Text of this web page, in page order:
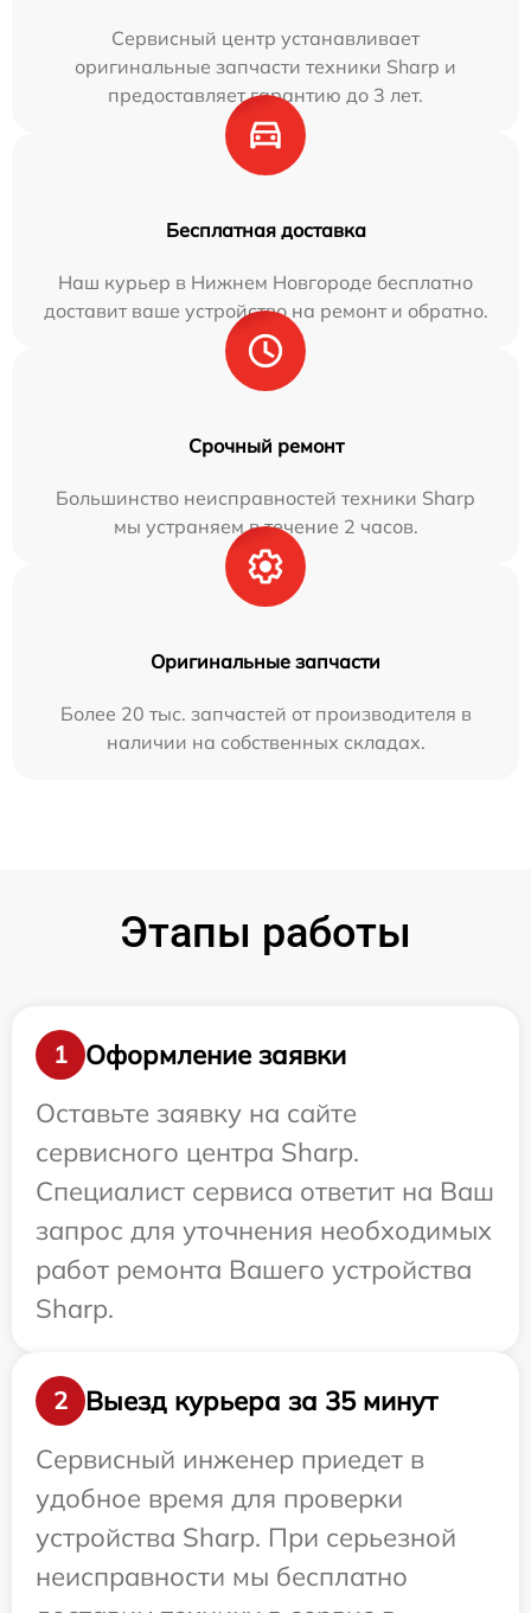
Сервисный центр устанавливает
оригинальные запчасти техники Sharp и
предоставляет гарантию до 3 лет.
Бесплатная доставка
Наш курьер в Нижнем Новгороде бесплатно
доставит ваше устройство на ремонт и обратно.
Срочный ремонт
Большинство неисправностей техники Sharp
мы устраняем в течение 2 часов.
Оригинальные запчасти
Более 20 тыс. запчастей от производителя в
наличии на собственных складах.
Этапы работы
1
Оформление заявки
Оставьте заявку на сайте
сервисного центра Sharp.
Специалист сервиса ответит на Ваш
запрос для уточнения необходимых
работ ремонта Вашего устройства
Sharp.
2
Выезд курьера за 35 минут
Сервисный инженер приедет в
удобное время для проверки
устройства Sharp. При серьезной
неисправности мы бесплатно